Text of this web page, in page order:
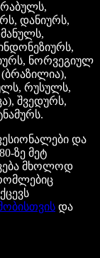
დანიურს,
ნორვეგიულ
რუსულს,
შვედურს,
და
ზე მეტ
მხოლოდ
და